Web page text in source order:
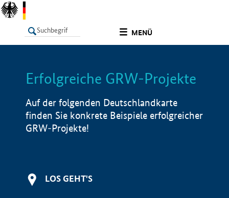
MENÜ
LISTE Info
Erfolgreiche GRW-Projekte
Auf der folgenden Deutschlandkarte
finden Sie konkrete Beispiele erfolgreicher
GRW-Projekte!
LOS GEHT'S